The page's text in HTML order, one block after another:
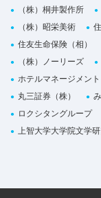
（株）桐井製作所
（株）昭栄美術
住友生命保険（相）
（株）ノーリーズ
ホテルマネージメン
丸三証券（株）
ロクシタングループ
上智大学大学院文学